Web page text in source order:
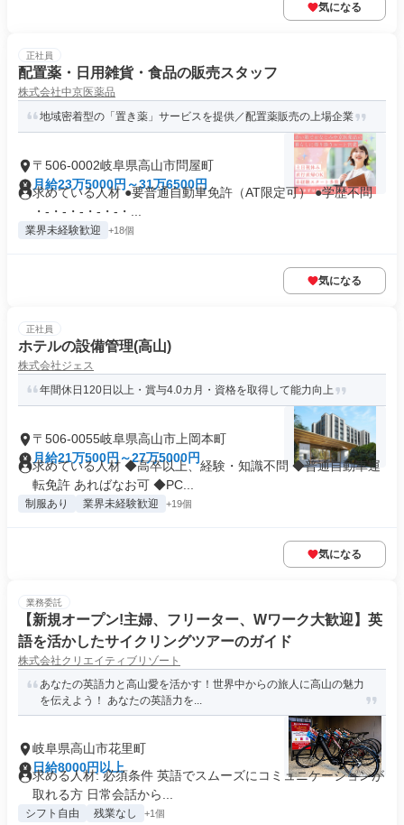
気になる
正社員
配置薬・日用雑貨・食品の販売スタッフ
株式会社中京医薬品
地域密着型の「置き薬」サービスを提供／配置薬販売の上場企業
〒506-0002岐阜県高山市問屋町
月給23万5000円～31万6500円
求めている人材 ●要普通自動車免許（AT限定可） ●学歴不問
・-・-・-・-・-・...
業界未経験歓迎 +18個
気になる
正社員
ホテルの設備管理(高山)
株式会社ジェス
年間休日120日以上・賞与4.0カ月・資格を取得して能力向上
〒506-0055岐阜県高山市上岡本町
月給21万500円～27万5000円
求めている人材 ◆高卒以上、経験・知識不問 ◆普通自動車運
転免許 あればなお可 ◆PC...
制服あり 業界未経験歓迎 +19個
気になる
業務委託
【新規オープン!主婦、フリーター、Wワーク大歓迎】英
語を活かしたサイクリングツアーのガイド
株式会社クリエイティブリゾート
あなたの英語力と高山愛を活かす！世界中からの旅人に高山の魅力
を伝えよう！ あなたの英語力を...
岐阜県高山市花里町
日給8000円以上
求める人材: 必須条件 英語でスムーズにコミュニケーションが
取れる方 日常会話から...
シフト自由 残業なし +1個